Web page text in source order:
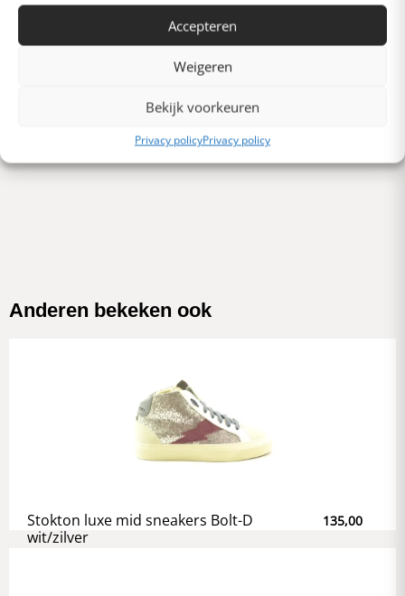
Accepteren
Weigeren
Bekijk voorkeuren
Privacy policyPrivacy policy
Er zijn nog geen beoordelingen. Schrijf als eerste er een.
Anderen bekeken ook
Stokton luxe mid sneakers Bolt-D
wit/zilver
135,00